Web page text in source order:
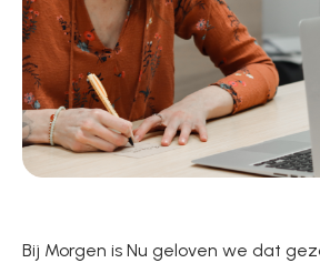
Bij Morgen is Nu geloven we dat